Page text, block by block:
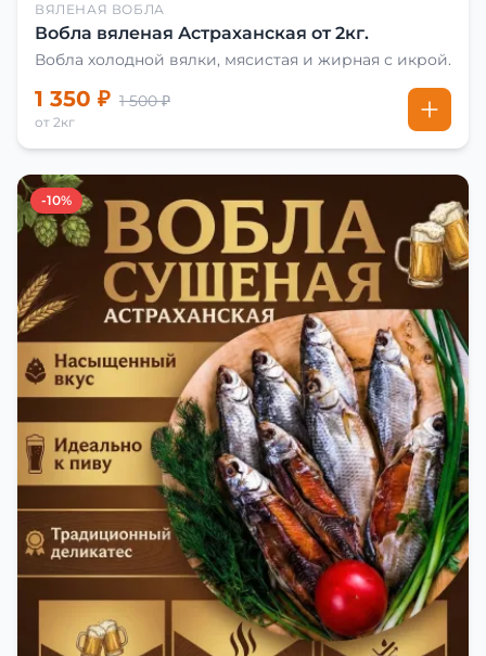
ВЯЛЕНАЯ ВОБЛА
Вобла вяленая Астраханская от 2кг.
Вобла холодной вялки, мясистая и жирная с икрой.
1 350 ₽ 1 500 ₽
от 2кг
-10%